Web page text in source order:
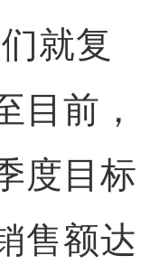
就复
目前，
度目标
售额达